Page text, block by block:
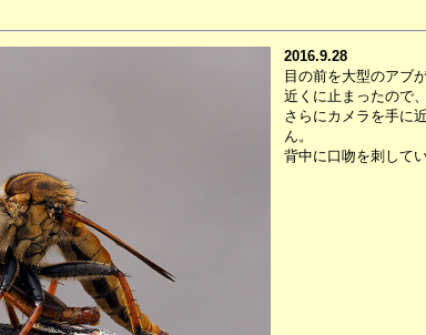
2016.9.28
目の前を大型のアブ
近くに止まったので
さらにカメラを手に
ん。
背中に口吻を刺して